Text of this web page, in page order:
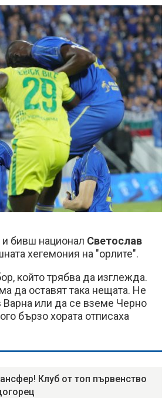
бивш национал Светослав
хегемония на "орлите".
който трябва да изглежда.
да оставят така нещата. Не
Варна или да се вземе Черно
бързо хората отписаха
Клуб от топ първенство